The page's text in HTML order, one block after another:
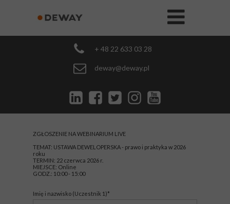
ZGŁOSZENIE NA WEBINARIUM LIVE
TEMAT: USTAWA DEWELOPERSKA - prawo i praktyka w 2026
roku
TERMIN: 22 czerwca 2026 r.
MIEJSCE: Online
GODZ.: 10:00 - 15:00
Imię i nazwisko (Uczestnik 1)*
+ 48 22 633 03 28
deway@deway.pl